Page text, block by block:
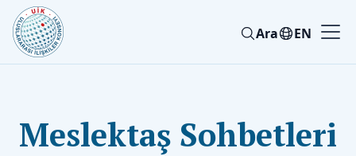
Ara EN
Meslektaş Sohbetleri